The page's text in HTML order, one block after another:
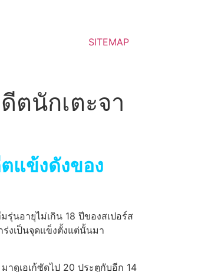
SITEMAP
ตนักเตะจา
แข้งดังของ
รุ่นอายุไม่เกิน 18 ปีของสเปอร์ส
งเป็นจุดแข็งตั้งแต่นั้นมา
ดูเอเก้ซัดไป 20 ประตูกับอีก 14